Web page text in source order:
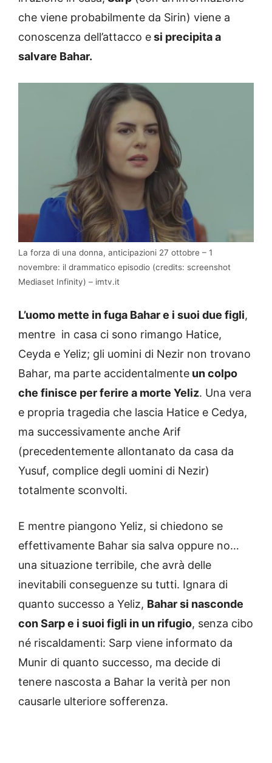
che viene probabilmente da Sirin) viene a
conoscenza dell’attacco esi precipita a
salvare Bahar.
La forza di una donna, anticipazioni 27 ottobre – 1
novembre: il drammatico episodio (credits: screenshot
Mediaset Infinity) – imtv.it
L’uomo mette in fuga Bahar e i suoi due figli,
mentre in casa ci sono rimango Hatice,
Ceyda e Yeliz; gli uomini di Nezir non trovano
Bahar, ma parte accidentalmente un colpo
che finisce per ferire a morte Yeliz. Una vera
e propria tragedia che lascia Hatice e Cedya,
ma successivamente anche Arif
(precedentemente allontanato da casa da
Yusuf, complice degli uomini di Nezir)
totalmente sconvolti.
E mentre piangono Yeliz, si chiedono se
effettivamente Bahar sia salva oppure no…
una situazione terribile, che avrà delle
inevitabili conseguenze su tutti. Ignara di
quanto successo a Yeliz, Bahar si nasconde
con Sarp e i suoi figli in un rifugio, senza cibo
né riscaldamenti: Sarp viene informato da
Munir di quanto successo, ma decide di
tenere nascosta a Bahar la verità per non
causarle ulteriore sofferenza.